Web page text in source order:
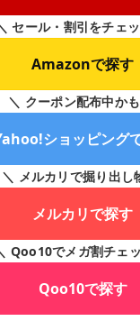
セール・割引をチェ
Amazonで探す
＼ クーポン配布中か
ショッピング
＼ メルカリで掘り出し
メルカリで探す
Qoo10でメガ割チェ
Qoo10で探す